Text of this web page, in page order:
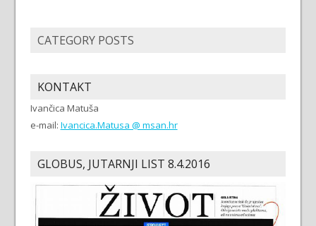
CATEGORY POSTS
KONTAKT
Ivančica Matuša
e-mail: Ivancica.Matusa @ msan.hr
GLOBUS, JUTARNJI LIST 8.4.2016